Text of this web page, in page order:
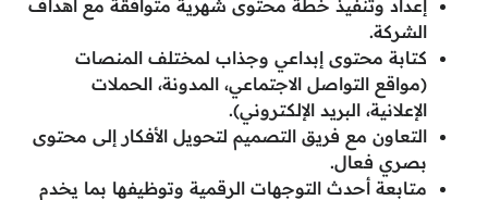
إعداد وتنفيذ خطة محتوى شهرية متوافقة مع أهداف
الشركة.
كتابة محتوى إبداعي وجذاب لمختلف المنصات
(مواقع التواصل الاجتماعي، المدونة، الحملات
الإعلانية، البريد الإلكتروني).
التعاون مع فريق التصميم لتحويل الأفكار إلى محتوى
بصري فعال.
متابعة أحدث التوجهات الرقمية وتوظيفها بما يخدم